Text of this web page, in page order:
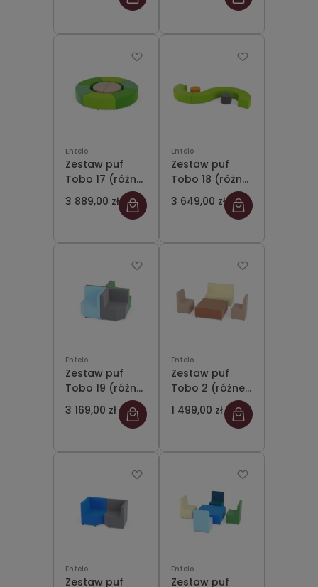
Entelo
Zestaw puf
Tobo 17 (różne
kolory)
3 889,00 zł
Entelo
Zestaw puf
Tobo 18 (różne
kolory)
3 649,00 zł
Entelo
Zestaw puf
Tobo 19 (różne
kolory)
3 169,00 zł
Entelo
Zestaw puf
Tobo 2 (różne
kolory)
1 499,00 zł
Entelo
Zestaw puf
Entelo
Zestaw puf